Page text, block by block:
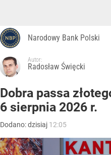
Narodowy Bank Polski
Autor:
Radosław Święcki
Dobra passa
6 sierpnia 2026 r.
Dodano:dzisiaj 12:05